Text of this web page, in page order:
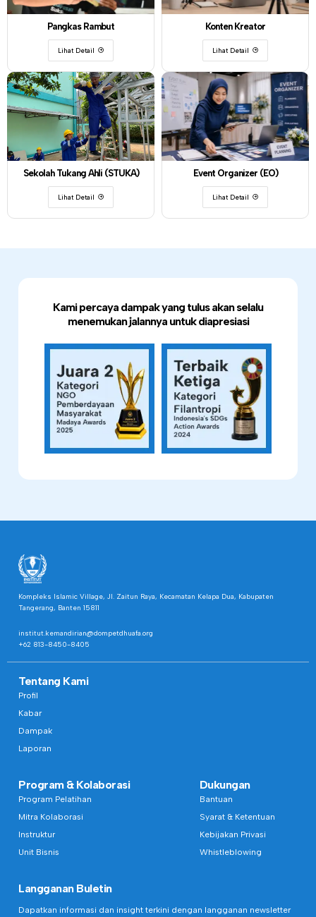
Pangkas Rambut
Lihat Detail
Konten Kreator
Lihat Detail
Sekolah Tukang Ahli (STUKA)
Lihat Detail
Event Organizer (EO)
Lihat Detail
Kami percaya dampak yang tulus akan selalu
menemukan jalannya untuk diapresiasi
Kompleks Islamic Village, Jl. Zaitun Raya, Kecamatan Kelapa Dua, Kabupaten
Tangerang, Banten 15811
institut.kemandirian@dompetdhuafa.org
+62 813-8450-8405
Tentang Kami
Profil
Kabar
Dampak
Laporan
Program & Kolaborasi
Program Pelatihan
Mitra Kolaborasi
Instruktur
Unit Bisnis
Dukungan
Bantuan
Syarat & Ketentuan
Kebijakan Privasi
Whistleblowing
Langganan Buletin
Dapatkan informasi dan insight terkini dengan langganan newsletter